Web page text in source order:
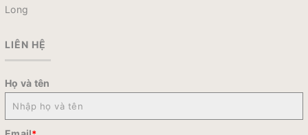
Long
LIÊN HỆ
Họ và tên